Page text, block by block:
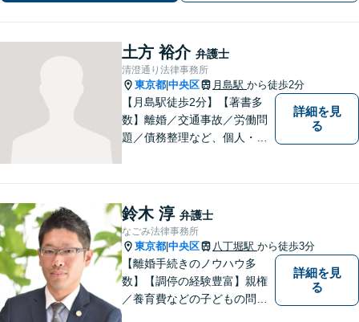
土方 裕介 弁護士
清澄通り法律事務所
東京都 中央区 月島駅 から徒歩2分
【月島駅徒歩2分】【著書多
数】離婚／交通事故／労働問
題／債務整理など、個人・法
「リーズナブルな費用で高品
質な法的サービス」を目指し
ます。
詳細を見
る
鈴木 淳 弁護士
なごみ法律事務所
東京都 中央区 八丁堀駅 から徒歩3分
【離婚手続きのノウハウ多
数】【調停の経験豊富】親権
／養育費などの子どもの問題
詳細を見
る